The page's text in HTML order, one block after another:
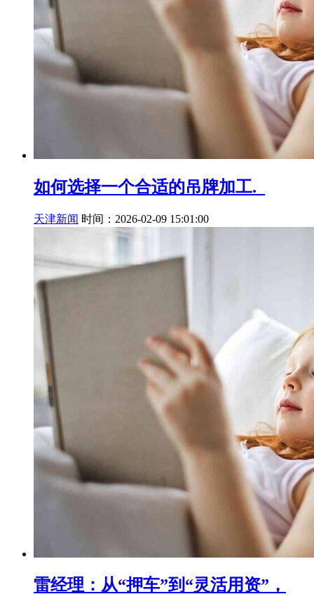
如何选择一个合适的吊牌加工._
天津新闻 时间：2026-02-09 15:01:00
雷经理：从“押车”到“灵活用资”，